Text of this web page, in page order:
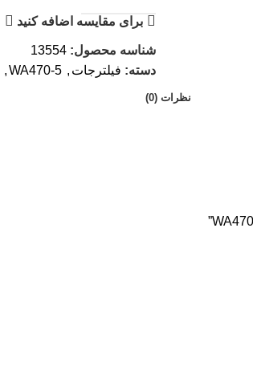
برای مقایسه اضافه کنید
شناسه محصول: 13554
دسته: فیلترجات ,
WA470-5
,
نظرات (0)